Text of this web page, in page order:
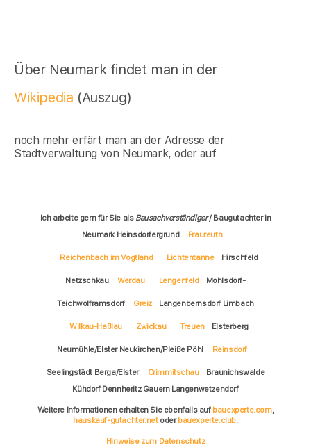
Über Neumark findet man in der
Wikipedia (Auszug)
noch mehr erfärt man an der Adresse der
Stadtverwaltung von Neumark, oder auf
Ich arbeite gern für Sie als Bausachverständiger/ Baugutachter in
Neumark Heinsdorfergrund
Fraureuth
Reichenbach im Vogtland Lichtentanne Hirschfeld
Netzschkau Werdau Lengenfeld Mohlsdorf-
Teichwolframsdorf Greiz Langenbernsdorf Limbach
Wilkau-Haßlau Zwickau Treuen Elsterberg
Neumühle/Elster Neukirchen/Pleiße Pöhl Reinsdorf
Seelingstädt Berga/Elster Crimmitschau
Braunichswalde
Kühdorf Dennheritz Gauern Langenwetzendorf
Weitere Informationen erhalten Sie ebenfalls auf bauexperte.com,
hauskauf-gutachter.netoderbauexperte.club.
Hinweise zum Datenschutz